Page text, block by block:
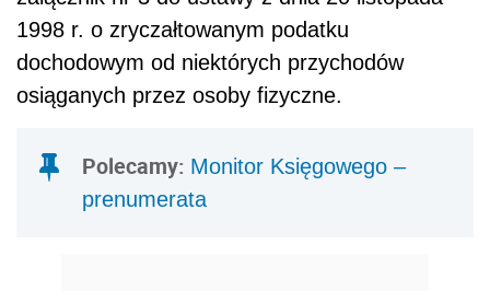
1998 r. o zryczałtowanym podatku
dochodowym od niektórych przychodów
osiąganych przez osoby fizyczne.
Polecamy: Monitor Księgowego –
prenumerata